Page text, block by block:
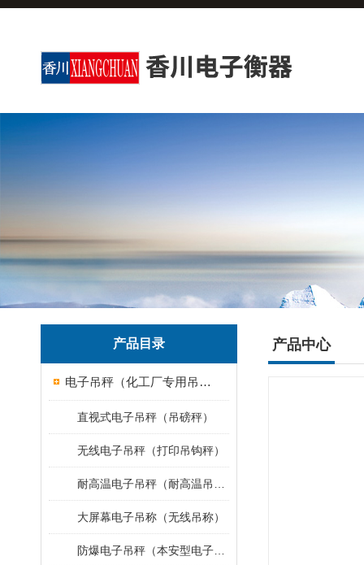
产品目录
电子吊秤（化工厂专用吊秤）
直视式电子吊秤（吊磅秤）
无线电子吊秤（打印吊钩秤）
大屏幕电子吊称（无线吊称）
产品中心